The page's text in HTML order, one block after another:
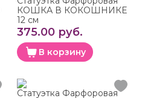
КОШКА В КОКОШНИКЕ
12 см
375.00 руб.
В корзину
Статуэтка Фарфоровая